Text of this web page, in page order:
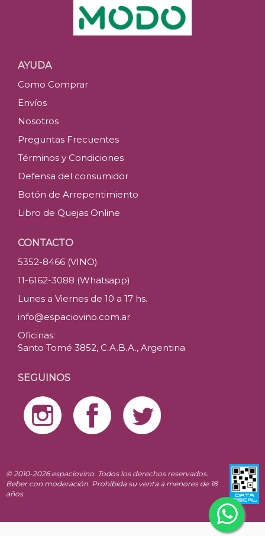
AYUDA
Como Comprar
Envíos
Nosotros
Preguntas Frecuentes
Términos y Condiciones
Defensa del consumidor
Botón de Arrepentimiento
Libro de Quejas Online
CONTACTO
5352-8466 (VINO)
11-6162-3088 (Whatsapp)
Lunes a Viernes de 10 a 17 hs.
info@espaciovino.com.ar
Oficinas:
Santo Tomé 3852, C.A.B.A., Argentina
SEGUINOS
© 2010-2026 espaciovino. Todos los derechos reservados.
Beber con moderación. Prohibida su venta a menores de 18
años.